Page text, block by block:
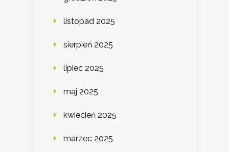
listopad 2025
sierpień 2025
lipiec 2025
maj 2025
kwiecień 2025
marzec 2025